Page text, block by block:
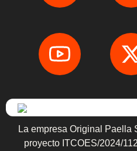
La empresa Original Paella
proyecto ITCOES/2024/